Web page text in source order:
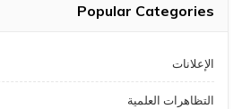
Popular Categories
الإعلانات
التظاهرات العلمية